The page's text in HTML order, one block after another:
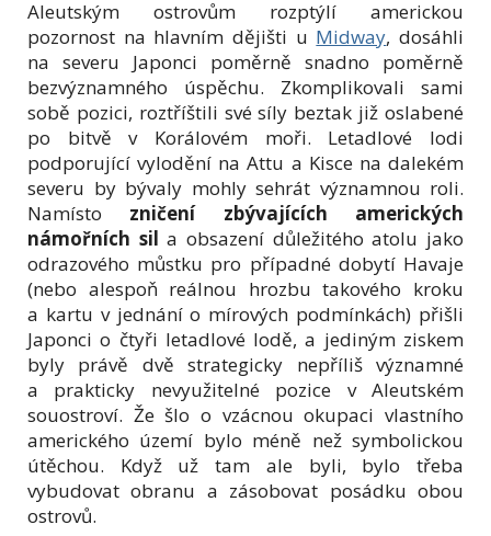
Aleutským ostrovům rozptýlí americkou
pozornost na hlavním dějišti u Midway, dosáhli
na severu Japonci poměrně snadno poměrně
bezvýznamného úspěchu. Zkomplikovali sami
sobě pozici, roztříštili své síly beztak již oslabené
po bitvě v Korálovém moři. Letadlové lodi
podporující vylodění na Attu a Kisce na dalekém
severu by bývaly mohly sehrát významnou roli.
Namísto zničení zbývajících amerických
námořních sil a obsazení důležitého atolu jako
odrazového můstku pro případné dobytí Havaje
(nebo alespoň reálnou hrozbu takového kroku
a kartu v jednání o mírových podmínkách) přišli
Japonci o čtyři letadlové lodě, a jediným ziskem
byly právě dvě strategicky nepříliš významné
a prakticky nevyužitelné pozice v Aleutském
souostroví. Že šlo o vzácnou okupaci vlastního
amerického území bylo méně než symbolickou
útěchou. Když už tam ale byli, bylo třeba
vybudovat obranu a zásobovat posádku obou
ostrovů.